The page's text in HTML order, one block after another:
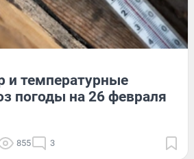
и температурные
погоды на 26 февраля
855 3